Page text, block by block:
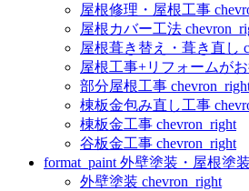
屋根修理・屋根工事
屋根カバー工法
屋根葺き替え・葺き直し
屋根工事+リフォームが
部分屋根工事
棟板金包み直し工事
棟板金工事 chevron_right
谷板金工事 chevron_right
format_paint 外壁塗装・屋根塗装
外壁塗装 chevron_right